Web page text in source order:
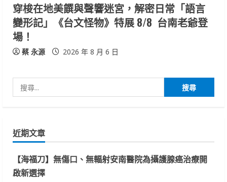
穿梭在地美饌與聲響迷宮，解密日常「語言
變形記」《台文怪物》特展 8/8 台南老爺登
場！
蔡 永源 2026 年 8 月 6 日
尋
字:
近期文章
【海福刀】無傷口、無輻射安南醫院為攝護腺癌治療開
啟新選擇